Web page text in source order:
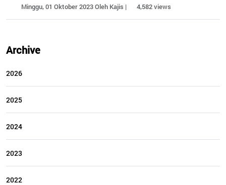
Minggu, 01 Oktober 2023 Oleh Kajis | 4,582 views
Archive
2026
2025
2024
2023
2022